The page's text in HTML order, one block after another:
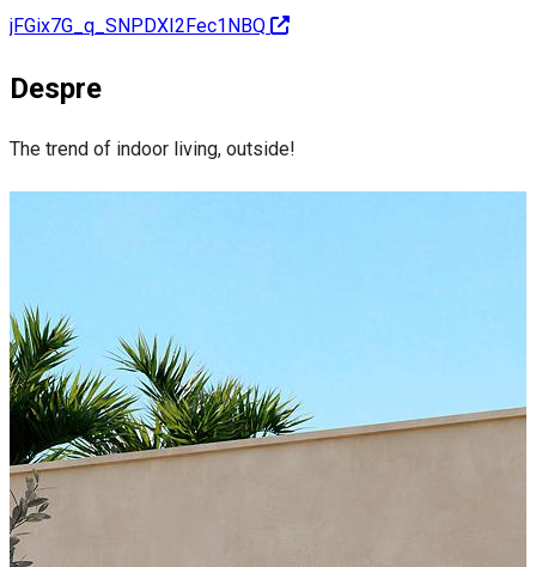
jFGix7G_q_SNPDXI2Fec1NBQ
Despre
The trend of indoor living, outside!